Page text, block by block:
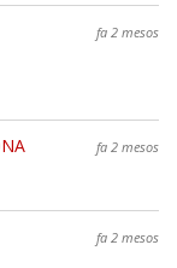
fa 2 mesos
fa 2 mesos
fa 2 mesos